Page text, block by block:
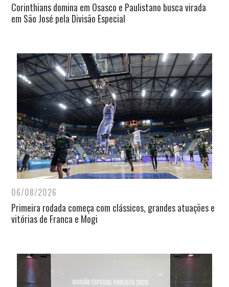
Corinthians domina em Osasco e Paulistano busca virada
em São José pela Divisão Especial
06/08/2026
Primeira rodada começa com clássicos, grandes atuações e
vitórias de Franca e Mogi